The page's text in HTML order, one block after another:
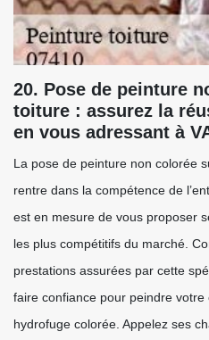
20. Pose de peinture
toiture : assurez la
en vous adressant à
La pose de peinture non colorée
rentre dans la compétence de
est en mesure de vous proposer
les plus compétitifs du marché.
prestations assurées par cette
faire confiance pour peindre
hydrofuge colorée. Appelez ses